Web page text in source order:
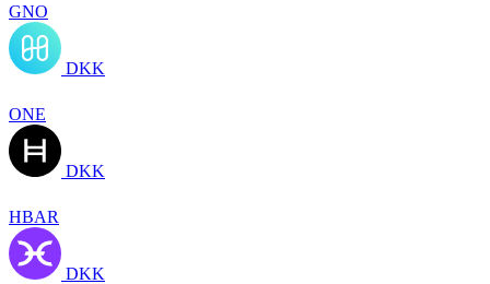
GNO
DKK
ONE
DKK
HBAR
DKK